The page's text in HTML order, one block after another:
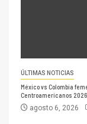
ÚLTIMAS NOTICIAS
México vs Colombia
Centroamericanos 2026
agosto 6, 2026